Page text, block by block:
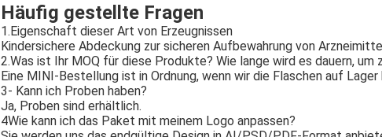
Häufig gestellte Fragen
1.Eigenschaft dieser Art von Erzeugnissen
Kindersichere Abdeckung zur sicheren Aufbewahrung von
2.Was ist Ihr MOQ für diese Produkte? Wie lange wird es dauern, um
Eine MINI-Bestellung ist in Ordnung, wenn wir die Flaschen auf Lager
3- Kann ich Proben haben?
Ja, Proben sind erhältlich.
4Wie kann ich das Paket mit meinem Logo anpassen?